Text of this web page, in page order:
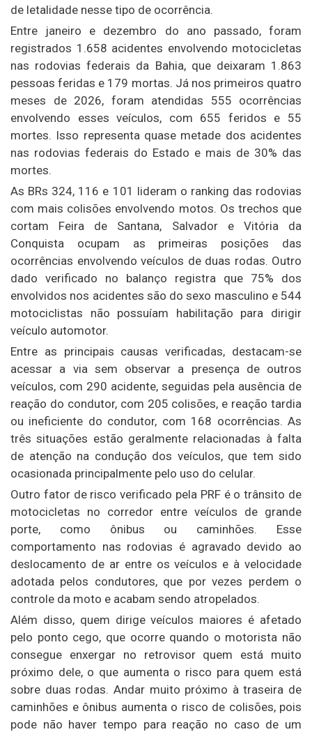
de letalidade nesse tipo de ocorrência.
Entre janeiro e dezembro do ano passado, foram
registrados 1.658 acidentes envolvendo motocicletas
nas rodovias federais da Bahia, que deixaram 1.863
pessoas feridas e 179 mortas. Já nos primeiros quatro
meses de 2026, foram atendidas 555 ocorrências
envolvendo esses veículos, com 655 feridos e 55
mortes. Isso representa quase metade dos acidentes
nas rodovias federais do Estado e mais de 30% das
mortes.
As BRs 324, 116 e 101 lideram o ranking das rodovias
com mais colisões envolvendo motos. Os trechos que
cortam Feira de Santana, Salvador e Vitória da
Conquista ocupam as primeiras posições das
ocorrências envolvendo veículos de duas rodas. Outro
dado verificado no balanço registra que 75% dos
envolvidos nos acidentes são do sexo masculino e 544
motociclistas não possuíam habilitação para dirigir
veículo automotor.
Entre as principais causas verificadas, destacam-se
acessar a via sem observar a presença de outros
veículos, com 290 acidente, seguidas pela ausência de
reação do condutor, com 205 colisões, e reação tardia
ou ineficiente do condutor, com 168 ocorrências. As
três situações estão geralmente relacionadas à falta
de atenção na condução dos veículos, que tem sido
ocasionada principalmente pelo uso do celular.
Outro fator de risco verificado pela PRF é o trânsito de
motocicletas no corredor entre veículos de grande
porte, como ônibus ou caminhões. Esse
comportamento nas rodovias é agravado devido ao
deslocamento de ar entre os veículos e à velocidade
adotada pelos condutores, que por vezes perdem o
controle da moto e acabam sendo atropelados.
Além disso, quem dirige veículos maiores é afetado
pelo ponto cego, que ocorre quando o motorista não
consegue enxergar no retrovisor quem está muito
próximo dele, o que aumenta o risco para quem está
sobre duas rodas. Andar muito próximo à traseira de
caminhões e ônibus aumenta o risco de colisões, pois
pode não haver tempo para reação no caso de um